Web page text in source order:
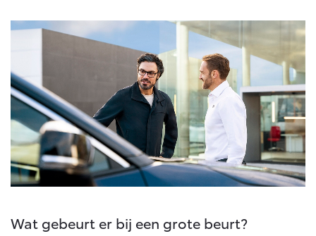
Wat gebeurt er bij een grote beurt?